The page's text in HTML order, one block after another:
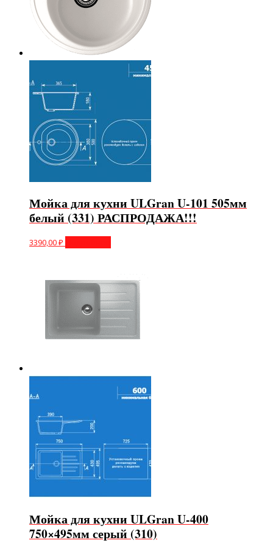
Мойка для кухни ULGran U-101 505мм
белый (331) РАСПРОДАЖА!!!
3390,00₽
Мойка для кухни ULGran U-400
750×495мм серый (310)